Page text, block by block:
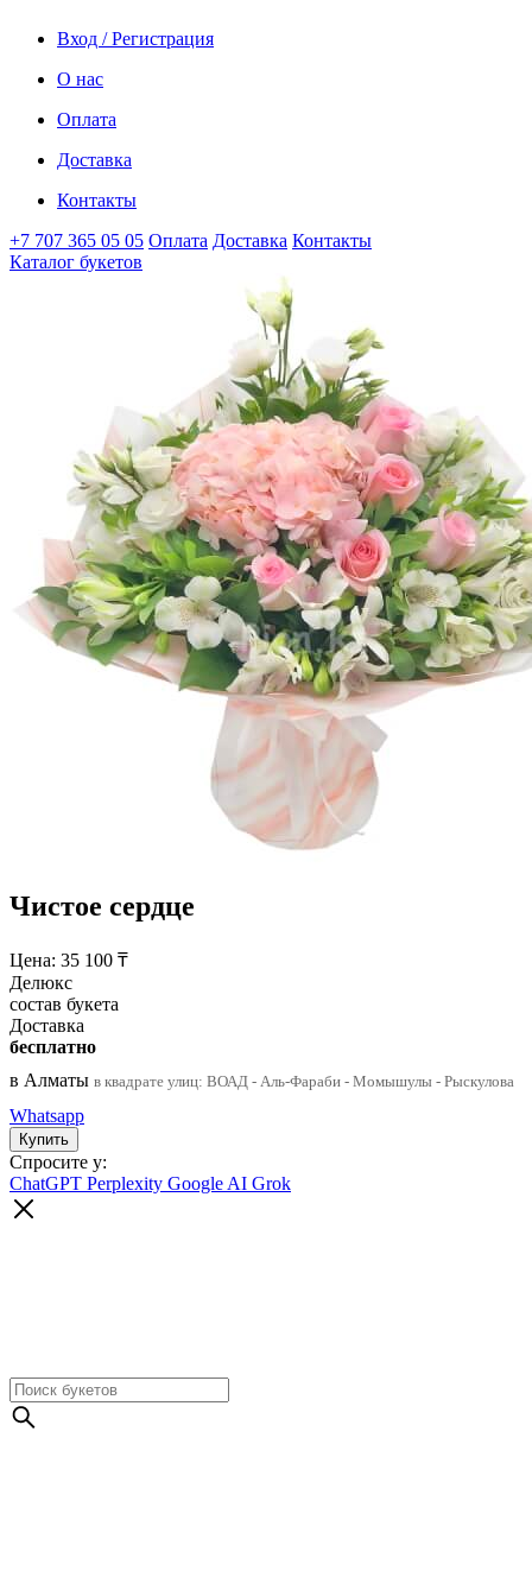
Вход / Регистрация
О нас
Оплата
Доставка
Контакты
+7 707 365 05 05 Оплата Доставка Контакты
Каталог букетов
Чистое сердце
Цена: 35 100 ₸
Делюкс
состав букета
Доставка
бесплатно
в Алматы в квадрате улиц: ВОАД - Аль-Фараби - Момышулы - Рыскулова
Whatsapp
Спросите у:
ChatGPT Perplexity Google AI Grok